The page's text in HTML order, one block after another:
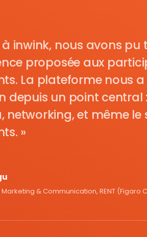
inwink, nous avons
proposée aux
La plateforme nous
depuis un point central
networking, et même le
& Communication, RENT (Figaro